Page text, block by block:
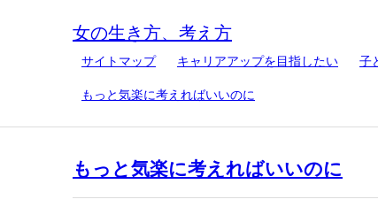
女の生き方、考え方
サイトマップ キャリアアップを目指したい 子
もっと気楽に考えればいいのに
もっと気楽に考えればいいのに